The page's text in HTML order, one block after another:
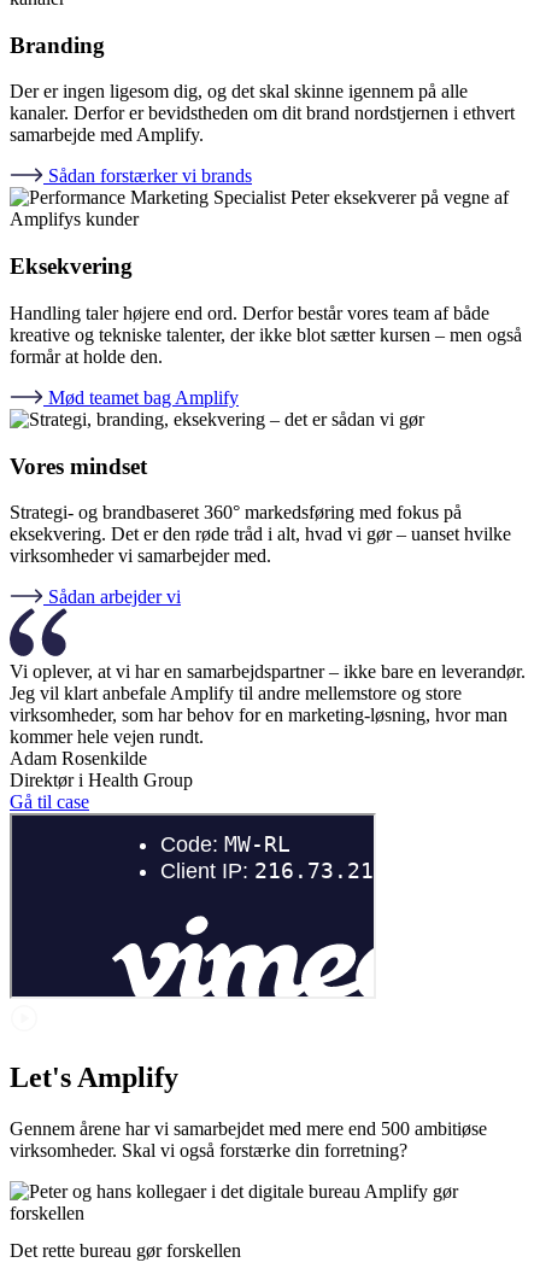
Branding​
Der er ingen ligesom dig, og det skal skinne igennem på alle
kanaler. Derfor er bevidstheden om dit brand nordstjernen i ethvert
samarbejde med Amplify.​
Sådan forstærker vi brands
Eksekvering​
Handling taler højere end ord. Derfor består vores team af både
kreative og tekniske talenter, der ikke blot sætter kursen – men også
formår at holde den.​
Mød teamet bag Amplify
Vores mindset
Strategi- og brandbaseret 360° markedsføring med fokus på
eksekvering. Det er den røde tråd i alt, hvad vi gør – uanset hvilke
virksomheder vi samarbejder med.
Sådan arbejder vi
Vi oplever, at vi har en samarbejdspartner – ikke bare en leverandør.
Jeg vil klart anbefale Amplify til andre mellemstore og store
virksomheder, som har behov for en marketing-løsning, hvor man
kommer hele vejen rundt.
Adam Rosenkilde
Direktør i Health Group
Gå til case
Let's Amplify
Gennem årene har vi samarbejdet med mere end 500 ambitiøse
virksomheder. Skal vi også forstærke din forretning?
Det rette bureau gør forskellen